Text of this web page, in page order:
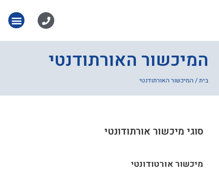
המיכשור האורתודנטי
בית/ המיכשור האורתודנטי
סוגי מיכשור אורתודונטי
מיכשור אורטודונטי